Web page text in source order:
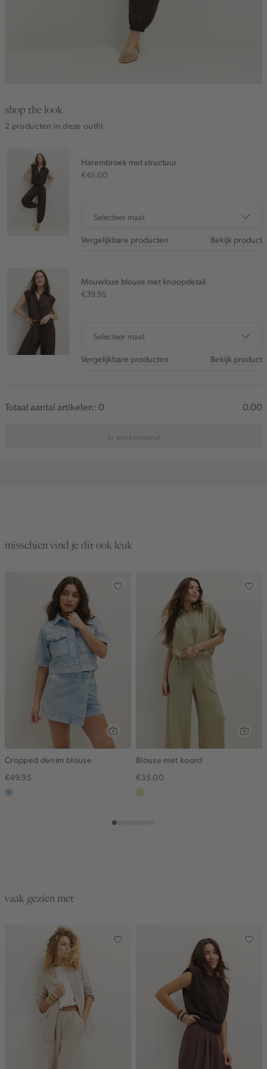
shop the look
2 producten in deze outfit
Harembroek met structuur
€45.00
Selecteer maat
Vergelijkbare producten Bekijk product
Mouwloze blouse met knoopdetail
€39.95
Selecteer maat
Vergelijkbare producten Bekijk product
Totaal aantal artikelen: 0 0.00
In winkelmand
misschien vind je dit ook leuk
Cropped denim blouse
€49.95
blauw,
Blouse met koord
€35.00
khaki
vaak gezien met